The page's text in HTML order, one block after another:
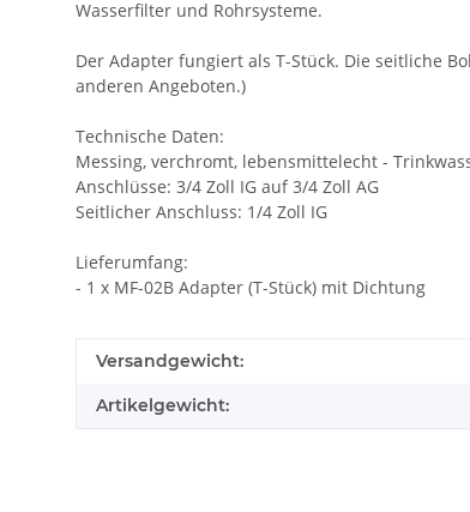
Wasserfilter und Rohrsysteme.
Der Adapter fungiert als T-Stück. Die seitliche
anderen Angeboten.)
Technische Daten:
Messing, verchromt, lebensmittelecht -
Anschlüsse: 3/4 Zoll IG auf 3/4 Zoll AG
Seitlicher Anschluss: 1/4 Zoll IG
Lieferumfang:
- 1 x MF-02B Adapter (T-Stück) mit Dichtung
Versandgewicht:
Artikelgewicht: